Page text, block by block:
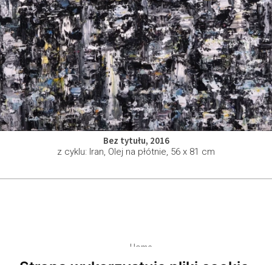
Bez tytułu, 2016
z cyklu: Iran, Olej na płótnie, 56 x 81 cm
Home